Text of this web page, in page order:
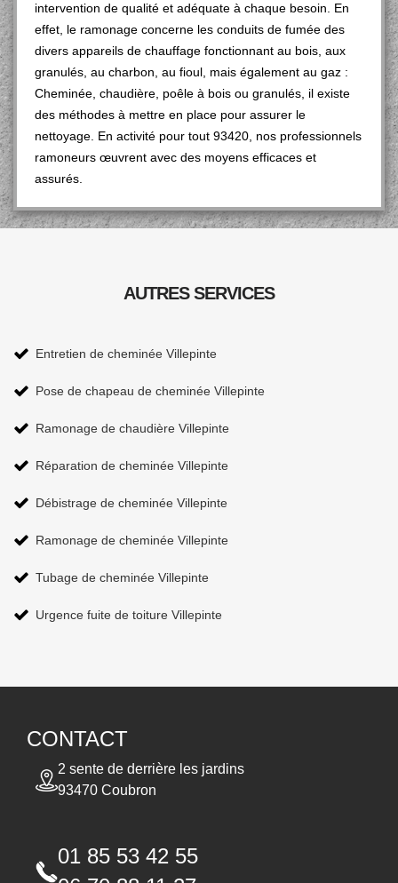
intervention de qualité et adéquate à chaque besoin. En
effet, le ramonage concerne les conduits de fumée des
divers appareils de chauffage fonctionnant au bois, aux
granulés, au charbon, au fioul, mais également au gaz :
Cheminée, chaudière, poêle à bois ou granulés, il existe
des méthodes à mettre en place pour assurer le
nettoyage. En activité pour tout 93420, nos professionnels
ramoneurs œuvrent avec des moyens efficaces et
assurés.
AUTRES SERVICES
Entretien de cheminée Villepinte
Pose de chapeau de cheminée Villepinte
Ramonage de chaudière Villepinte
Réparation de cheminée Villepinte
Débistrage de cheminée Villepinte
Ramonage de cheminée Villepinte
Tubage de cheminée Villepinte
Urgence fuite de toiture Villepinte
CONTACT
2 sente de derrière les jardins
93470 Coubron
01 85 53 42 55